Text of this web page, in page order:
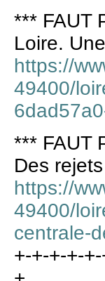
*** FAUT
Loire.
https://
49400/
*** FAUT
Des
https://
49400/
centrale-
+-+-+-+-